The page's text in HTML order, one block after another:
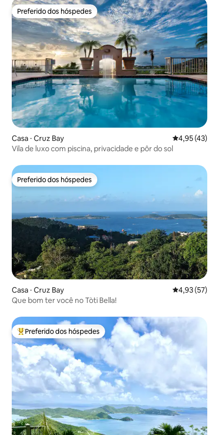
Preferido dos hóspedes
Preferido dos hóspedes
Casa ⋅ Cruz Bay 4,95 de uma
4,95 (43)
Vila de luxo com piscina, privacidade e pôr do sol
Preferido dos hóspedes
Preferido dos hóspedes
Casa ⋅ Cruz Bay 4,93 de uma
4,93 (57)
Que bom ter você no Tòti Bella!
Entre os melhores preferidos dos hóspedes
Preferido dos hóspedes